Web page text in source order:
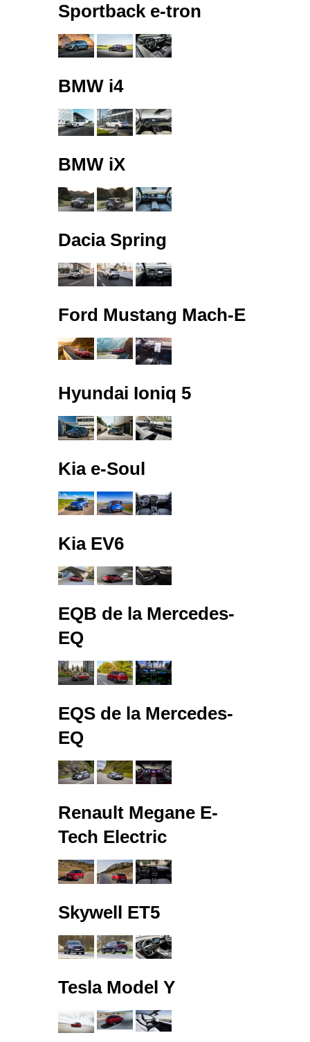
Sportback e-tron
BMW i4
BMW iX
Dacia Spring
Ford Mustang Mach-E
Hyundai Ioniq 5
Kia e-Soul
Kia EV6
EQB de la Mercedes-
EQ
EQS de la Mercedes-
EQ
Renault Megane E-
Tech Electric
Skywell ET5
Tesla Model Y